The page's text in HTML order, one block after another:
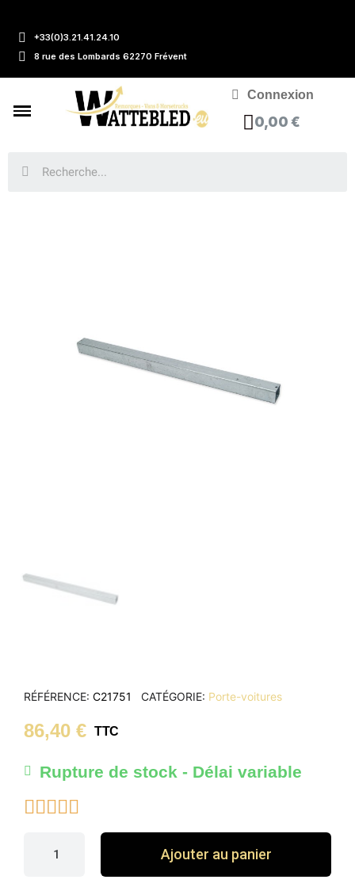
+33(0)3.21.41.24.10
8 rue des Lombards 62270 Frévent
Connexion
0,00 €
RÉFÉRENCE C21751 CATÉGORIE Porte-voitures
86,40 € TTC
Rupture de stock - Délai variable

Ajouter au panier